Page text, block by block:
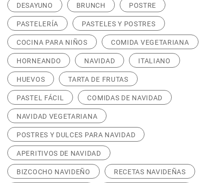
DESAYUNO BRUNCH POSTRE
PASTELERÍA PASTELES Y POSTRES
COCINA PARA NIÑOS COMIDA VEGETARIANA
HORNEANDO NAVIDAD ITALIANO
HUEVOS TARTA DE FRUTAS
PASTEL FÁCIL COMIDAS DE NAVIDAD
NAVIDAD VEGETARIANA
POSTRES Y DULCES PARA NAVIDAD
APERITIVOS DE NAVIDAD
BIZCOCHO NAVIDEÑO RECETAS NAVIDEÑAS